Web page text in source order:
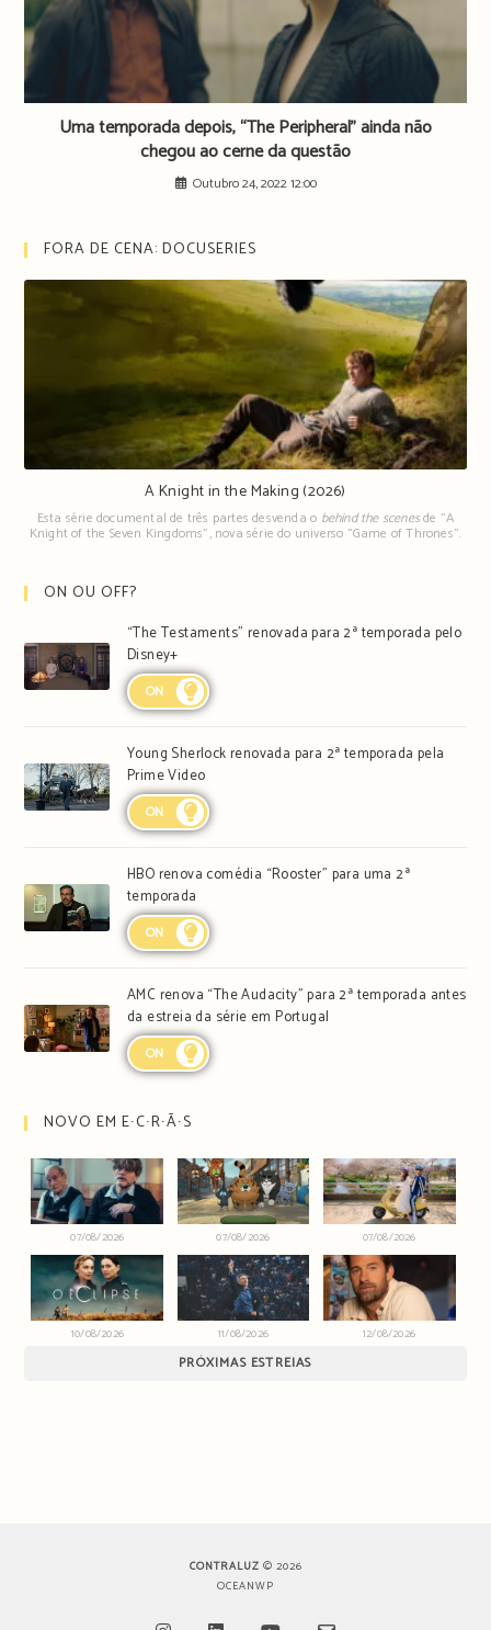
Uma temporada depois, “The Peripheral” ainda não
chegou ao cerne da questão
Outubro 24, 2022 12:00
FORA DE CENA: DOCUSERIES
A Knight in the Making (2026)
Esta série documental de três partes desvenda o behind the scenesde "A
Knight of the Seven Kingdoms", nova série do universo "Game of Thrones".
ON OU OFF?
“The Testaments” renovada para 2ª temporada pelo
Disney+
ON
Young Sherlock renovada para 2ª temporada pela
Prime Video
ON
HBO renova comédia “Rooster” para uma 2ª
temporada
ON
AMC renova “The Audacity” para 2ª temporada antes
da estreia da série em Portugal
ON
NOVO EM E∙C∙R∙Ã∙S
07/08/2026 07/08/2026 07/08/2026
10/08/2026 11/08/2026 12/08/2026
PRÓXIMAS ESTREIAS
CONTRALUZ © 2026
OCEANWP